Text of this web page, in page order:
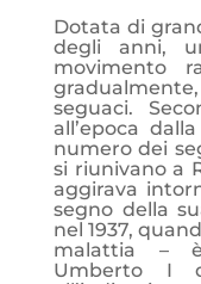
Dotata di
degli anni,
movimento
seguaci.
all’epoca
numero dei
si riunivano a
aggirava
segno della
nel 1937,
malattia – è
Umberto I